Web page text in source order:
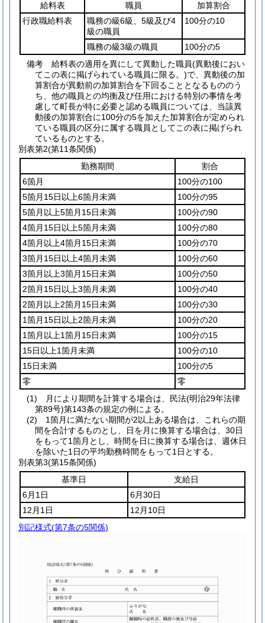
給料表
職員
加算割合
行政職給料表
職務の級6級、5級及び4
級の職員
100分の10
職務の級3級の職員
100分の5
備考 給料表の適用を異にして異動した職員(異動後におい
てこの表に掲げられている職員に限る。)で、異動後の加
算割合が異動前の加算割合を下回ることとなるもののう
ち、他の職員との均衡及び任用における特別の事情を考
慮して町長が特に必要と認める職員については、当該異
動後の加算割合に100分の5を加えた加算割合が定められ
ている職員の区分に属する職員としてこの表に掲げられ
ているものとする。
別表第2(第11条関係)
勤務期間
割合
6箇月
100分の100
5箇月15日以上6箇月未満
100分の95
5箇月以上5箇月15日未満
100分の90
4箇月15日以上5箇月未満
100分の80
4箇月以上4箇月15日未満
100分の70
3箇月15日以上4箇月未満
100分の60
3箇月以上3箇月15日未満
100分の50
2箇月15日以上3箇月未満
100分の40
2箇月以上2箇月15日未満
100分の30
1箇月15日以上2箇月未満
100分の20
1箇月以上1箇月15日未満
100分の15
15日以上1箇月未満
100分の10
15日未満
100分の5
零
零
(1) 月により期間を計算する場合は、民法(明治29年法律
第89号)第143条の規定の例による。
(2) 1箇月に満たない期間が2以上ある場合は、これらの期
間を合計するものとし、日を月に換算する場合は、30日
をもって1箇月とし、時間を日に換算する場合は、週休日
を除いた1日の平均勤務時間をもって1日とする。
別表第3(第15条関係)
基準日
支給日
6月1日
6月30日
12月1日
12月10日
別記様式(第7条の5関係)